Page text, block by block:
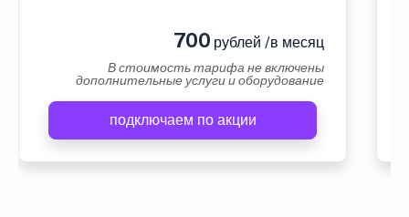
700 рублей /в месяц
В стоимость тарифа не включены
дополнительные услуги и оборудование
подключаем по акции